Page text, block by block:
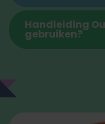
Handleiding
gebruiken?